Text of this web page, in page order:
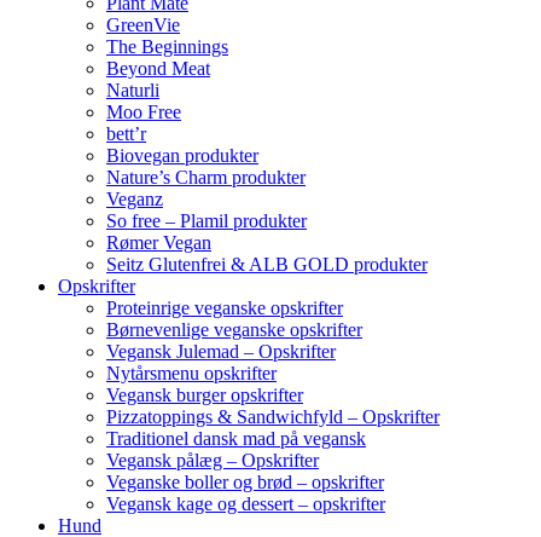
GreenVie
The Beginnings
Beyond Meat
Naturli
Moo Free
bett’r
Biovegan produkter
Nature’s Charm produkter
Veganz
So free – Plamil produkter
Rømer Vegan
Seitz Glutenfrei & ALB GOLD produkter
Opskrifter
Proteinrige veganske opskrifter
Børnevenlige veganske opskrifter
Vegansk Julemad – Opskrifter
Nytårsmenu opskrifter
Vegansk burger opskrifter
Pizzatoppings & Sandwichfyld – Opskrifter
Traditionel dansk mad på vegansk
Vegansk pålæg – Opskrifter
Veganske boller og brød – opskrifter
Vegansk kage og dessert – opskrifter
Hund